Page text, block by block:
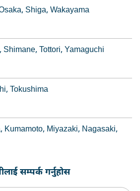
Shiga Wakayama
Shimane Tottori Yamaguchi
Tokushima
Kumamoto Miyazaki Nagasaki
सम्पर्क गर्नुहोस